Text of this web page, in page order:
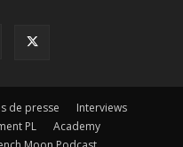
de presse
Interviews
PL
Academy